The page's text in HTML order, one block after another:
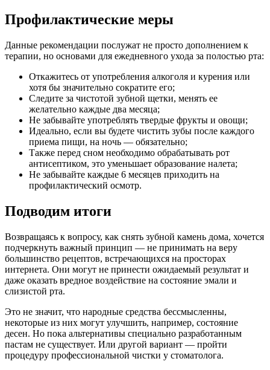
Профилактические меры
Данные рекомендации послужат не просто дополнением к
терапии, но основами для ежедневного ухода за полостью рта:
Откажитесь от употребления алкоголя и курения или
хотя бы значительно сократите его;
Следите за чистотой зубной щетки, менять ее
желательно каждые два месяца;
Не забывайте употреблять твердые фрукты и овощи;
Идеально, если вы будете чистить зубы после каждого
приема пищи, на ночь — обязательно;
Также перед сном необходимо обрабатывать рот
антисептиком, это уменьшает образование налета;
Не забывайте каждые 6 месяцев приходить на
профилактический осмотр.
Подводим итоги
Возвращаясь к вопросу, как снять зубной камень дома, хочется
подчеркнуть важный принцип — не принимать на веру
большинство рецептов, встречающихся на просторах
интернета. Они могут не принести ожидаемый результат и
даже оказать вредное воздействие на состояние эмали и
слизистой рта.
Это не значит, что народные средства бессмысленны,
некоторые из них могут улучшить, например, состояние
десен. Но пока альтернативы специально разработанным
пастам не существует. Или другой вариант — пройти
процедуру профессиональной чистки у стоматолога.